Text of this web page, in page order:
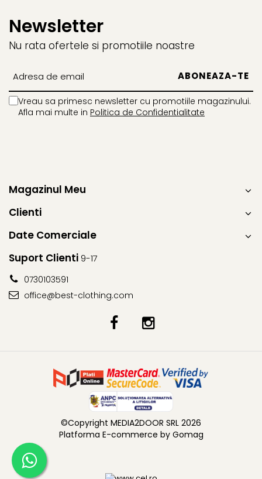
dragut...
Newsletter
Nu rata ofertele si promotiile noastre
Vreau sa primesc newsletter cu promotiile magazinului.
Afla mai multe in Politica de Confidentialitate
Magazinul Meu
Clienti
Date Comerciale
Suport Clienti 9-17
0730103591
office@best-clothing.com
©Copyright MEDIA2DOOR SRL 2026
Platforma E-commerce by Gomag